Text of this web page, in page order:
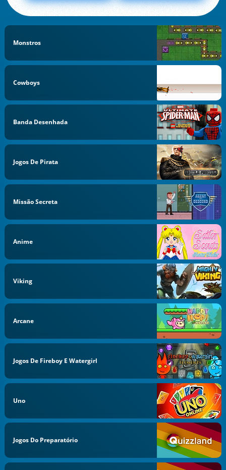
Monstros
Cowboys
Banda Desenhada
Jogos De Pirata
Missão Secreta
Anime
Viking
Arcane
Jogos De Fireboy E Watergirl
Uno
Jogos Do Preparatório